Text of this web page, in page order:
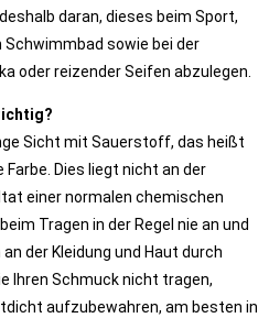
daran, dieses beim Sport,
sowie bei der
oder reizender Seifen abzulegen.
Sicht mit Sauerstoff, das heißt
Dies liegt nicht an der
einer normalen chemischen
Tragen in der Regel nie an und
der Kleidung und Haut durch
Ihren Schmuck nicht tragen,
aufzubewahren, am besten in